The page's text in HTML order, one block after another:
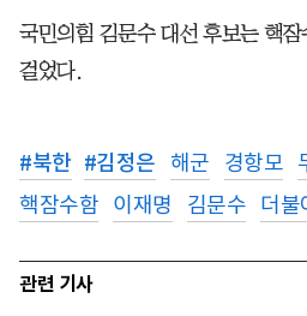
국민의힘 김문수 대선 후보는 핵
걸었다.
#북한 #김정은 해군 경항모
핵잠수함 이재명 김문수 더불
관련 기사